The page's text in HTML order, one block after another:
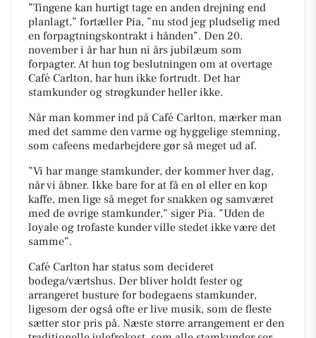
”Tingene kan hurtigt tage en anden drejning end
planlagt,” fortæller Pia, ”nu stod jeg pludselig med
en forpagtningskontrakt i hånden”. Den 20.
november i år har hun ni års jubilæum som
forpagter. At hun tog beslutningen om at overtage
Café Carlton, har hun ikke fortrudt. Det har
stamkunder og strøgkunder heller ikke.
Når man kommer ind på Café Carlton, mærker man
med det samme den varme og hyggelige stemning,
som cafeens medarbejdere gør så meget ud af.
”Vi har mange stamkunder, der kommer hver dag,
når vi åbner. Ikke bare for at få en øl eller en kop
kaffe, men lige så meget for snakken og samværet
med de øvrige stamkunder,” siger Pia. ”Uden de
loyale og trofaste kunder ville stedet ikke være det
samme”.
Café Carlton har status som decideret
bodega/værtshus. Der bliver holdt fester og
arrangeret busture for bodegaens stamkunder,
ligesom der også ofte er live musik, som de fleste
sætter stor pris på. Næste større arrangement er den